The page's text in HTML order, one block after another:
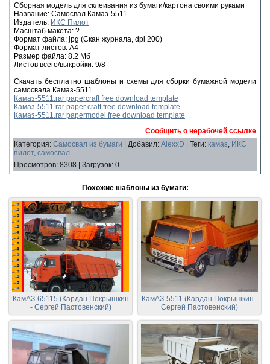
Сборная модель для склеивания из бумаги/картона своими руками
Название: Самосвал Камаз-5511
Издатель: ИКС Пилот
Масштаб макета: ?
Формат файла: jpg (Скан журнала, dpi 200)
Формат листов: A4
Размер файла: 8.2 Мб
Листов всего/выкройки: 9/8
Скачать бесплатно шаблоны и схемы для сборки бумажной модели
самосвала Камаз-5511
Камаз-5511.rar papercraft free download template
Камаз-5511.rar paper craft free download template
Камаз-5511.rar papermodel free download template
Сообщить о нерабочей ссылке
Категория: Самосвал из бумаги Добавил: AlexxD Теги: камаз, ИКС
пилот, самосвал
Просмотров: 8308 Загрузок: 0
Похожие шаблоны из бумаги:
КамАЗ-65115 (Кардан Покрышкин
- Сергей Пастовенский)
КамАЗ-5511 (Кардан Покрышкин -
Сергей Пастовенский)